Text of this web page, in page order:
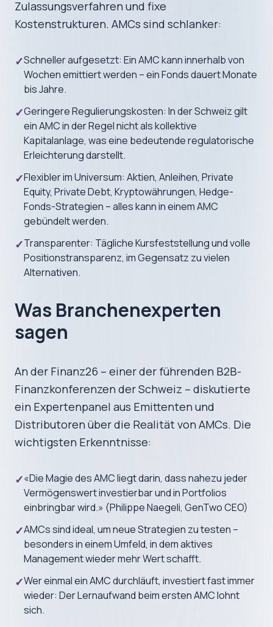
Zulassungsverfahren und fixe
Kostenstrukturen. AMCs sind schlanker:
✓Schneller aufgesetzt: Ein AMC kann innerhalb von
Wochen emittiert werden – ein Fonds dauert Monate
bis Jahre.
✓Geringere Regulierungskosten: In der Schweiz gilt
ein AMC in der Regel nicht als kollektive
Kapitalanlage, was eine bedeutende regulatorische
Erleichterung darstellt.
✓Flexibler im Universum: Aktien, Anleihen, Private
Equity, Private Debt, Kryptowährungen, Hedge-
Fonds-Strategien – alles kann in einem AMC
gebündelt werden.
✓Transparenter: Tägliche Kursfeststellung und volle
Positionstransparenz, im Gegensatz zu vielen
Alternativen.
Was Branchenexperten
sagen
An der Finanz26 – einer der führenden B2B-
Finanzkonferenzen der Schweiz – diskutierte
ein Expertenpanel aus Emittenten und
Distributoren über die Realität von AMCs. Die
wichtigsten Erkenntnisse:
✓«Die Magie des AMC liegt darin, dass nahezu jeder
Vermögenswert investierbar und in Portfolios
einbringbar wird.» (Philippe Naegeli, GenTwo CEO)
✓AMCs sind ideal, um neue Strategien zu testen –
besonders in einem Umfeld, in dem aktives
Management wieder mehr Wert schafft.
✓Wer einmal ein AMC durchläuft, investiert fast immer
wieder: Der Lernaufwand beim ersten AMC lohnt
sich.